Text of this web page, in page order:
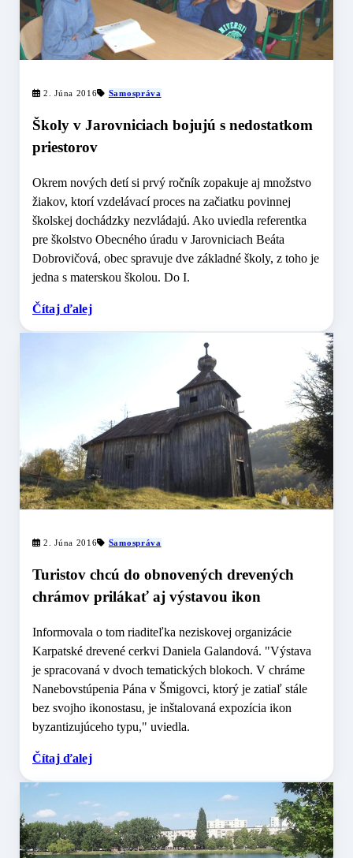
2. Júna 2016 Samospráva
Školy v Jarovniciach bojujú s nedostatkom
priestorov
Okrem nových detí si prvý ročník zopakuje aj množstvo
žiakov, ktorí vzdelávací proces na začiatku povinnej
školskej dochádzky nezvládajú. Ako uviedla referentka
pre školstvo Obecného úradu v Jarovniciach Beáta
Dobrovičová, obec spravuje dve základné školy, z toho je
jedna s materskou školou. Do I.
Čítaj ďalej
2. Júna 2016 Samospráva
Turistov chcú do obnovených drevených
chrámov prilákať aj výstavou ikon
Informovala o tom riaditeľka neziskovej organizácie
Karpatské drevené cerkvi Daniela Galandová. "Výstava
je spracovaná v dvoch tematických blokoch. V chráme
Nanebovstúpenia Pána v Šmigovci, ktorý je zatiaľ stále
bez svojho ikonostasu, je inštalovaná expozícia ikon
byzantizujúceho typu," uviedla.
Čítaj ďalej